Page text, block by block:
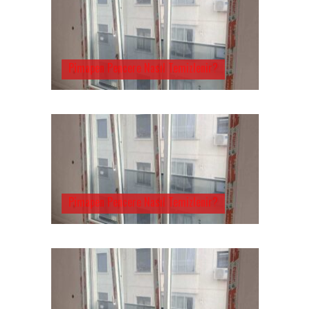
Pimapen Pencere Nasıl Temizlenir?
Pimapen Pencere Nasıl Temizlenir?